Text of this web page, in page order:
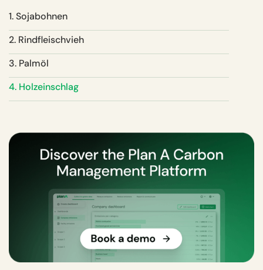
1. Sojabohnen
2. Rindfleischvieh
3. Palmöl
4. Holzeinschlag